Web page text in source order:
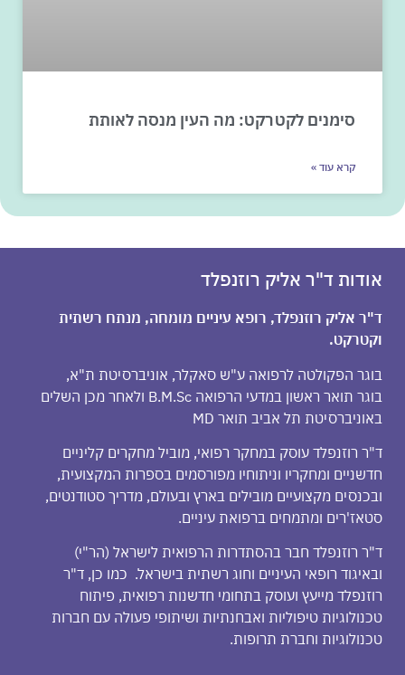
סימנים לקטרקט: מה העין מנסה לאותת
קרא עוד »
אודות ד"ר אליק רוזנפלד
ד"ר אליק רוזנפלד, רופא עיניים מומחה, מנתח רשתית
וקטרקט.
בוגר הפקולטה לרפואה ע"ש סאקלר, אוניברסיטת ת"א,
בוגר תואר ראשון במדעי הרפואה B.M.Sc ולאחר מכן השלים
באוניברסיטת תל אביב תואר MD
ד"ר רוזנפלד עוסק במחקר רפואי, מוביל מחקרים קליניים
חדשניים ומחקריו וניתוחיו מפורסמים בספרות המקצועית,
ובכנסים מקצועיים מובילים בארץ ובעולם, מדריך סטודנטים,
סטאז'רים ומתמחים ברפואת עיניים.
ד"ר רוזנפלד חבר בהסתדרות הרפואית לישראל (הר"י)
ובאיגוד רופאי העיניים וחוג רשתית בישראל. כמו כן, ד"ר
רוזנפלד מייעץ ועוסק בתחומי חדשנות רפואית, פיתוח
טכנולוגיות טיפוליות ואבחנתיות ושיתופי פעולה עם חברות
טכנולוגיות וחברת תרופות.